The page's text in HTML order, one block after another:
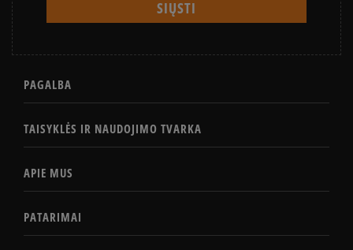
PAGALBA
TAISYKLĖS IR NAUDOJIMO TVARKA
APIE MUS
PATARIMAI